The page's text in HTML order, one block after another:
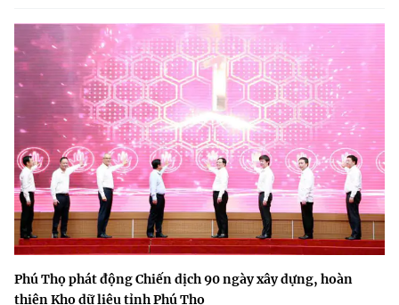
Phú Thọ phát động Chiến dịch 90 ngày xây dựng, hoàn
thiện Kho dữ liệu tỉnh Phú Thọ